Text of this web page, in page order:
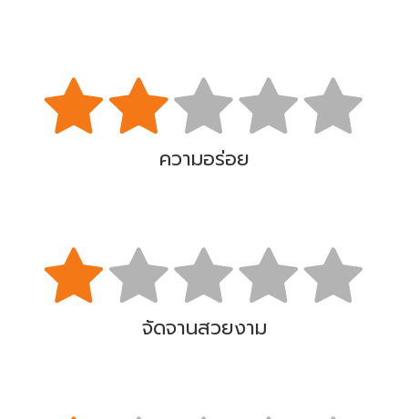
ความอร่อย
จัดจานสวยงาม